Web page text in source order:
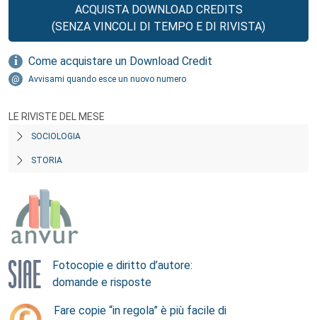
ACQUISTA DOWNLOAD CREDITS
(SENZA VINCOLI DI TEMPO E DI RIVISTA)
Come acquistare un Download Credit
Avvisami quando esce un nuovo numero
LE RIVISTE DEL MESE
SOCIOLOGIA
STORIA
Fotocopie e diritto d’autore:
domande e risposte
Fare copie “in regola” è più facile di